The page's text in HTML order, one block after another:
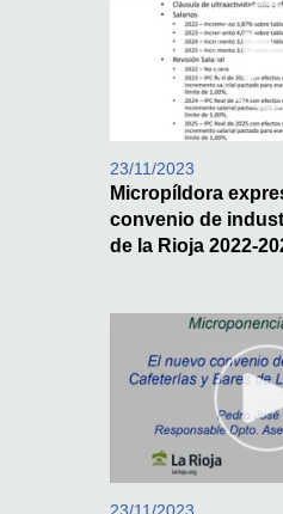
23/11/2023
Micropíldora
convenio de
de la Rioja 2022-